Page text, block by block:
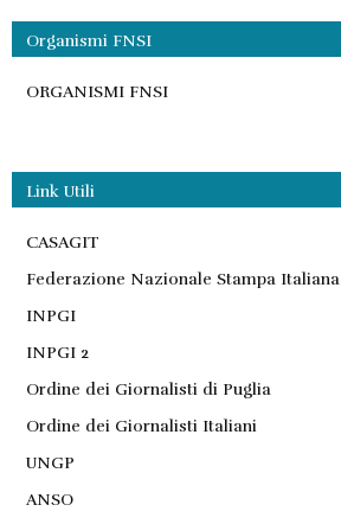
Organismi FNSI
ORGANISMI FNSI
Link Utili
CASAGIT
Federazione Nazionale Stampa Italiana
INPGI
INPGI 2
Ordine dei Giornalisti di Puglia
Ordine dei Giornalisti Italiani
UNGP
ANSO